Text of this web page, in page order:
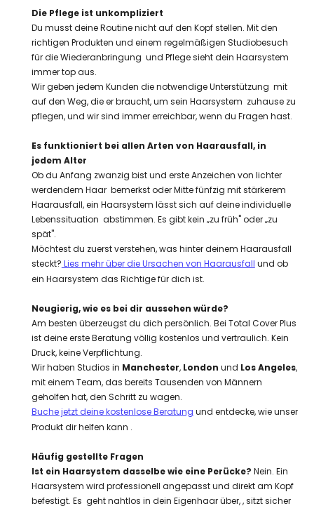
Die Pflege ist unkompliziert
Du musst deine Routine nicht auf den Kopf stellen. Mit den
richtigen Produkten und einem regelmäßigen Studiobesuch
für die Wiederanbringung und Pflege sieht dein Haarsystem
immer top aus.
Wir geben jedem Kunden die notwendige Unterstützung mit
auf den Weg, die er braucht, um sein Haarsystem zuhause zu
pflegen, und wir sind immer erreichbar, wenn du Fragen hast.
Es funktioniert bei allen Arten von Haarausfall, in
jedem Alter
Ob du Anfang zwanzig bist und erste Anzeichen von lichter
werdendem Haar bemerkst oder Mitte fünfzig mit stärkerem
Haarausfall, ein Haarsystem lässt sich auf deine individuelle
Lebenssituation abstimmen. Es gibt kein „zu früh" oder „zu
spät".
Möchtest du zuerst verstehen, was hinter deinem Haarausfall
steckt? Lies mehr über die Ursachen von Haarausfall und ob
ein Haarsystem das Richtige für dich ist.
Neugierig, wie es bei dir aussehen würde?
Am besten überzeugst du dich persönlich. Bei Total Cover Plus
ist deine erste Beratung völlig kostenlos und vertraulich. Kein
Druck, keine Verpflichtung.
Wir haben Studios in Manchester, London und Los Angeles,
mit einem Team, das bereits Tausenden von Männern
geholfen hat, den Schritt zu wagen.
Buche jetzt deine kostenlose Beratung und entdecke, wie unser
Produkt dir helfen kann .
Häufig gestellte Fragen
Ist ein Haarsystem dasselbe wie eine Perücke? Nein. Ein
Haarsystem wird professionell angepasst und direkt am Kopf
befestigt. Es geht nahtlos in dein Eigenhaar über, , sitzt sicher